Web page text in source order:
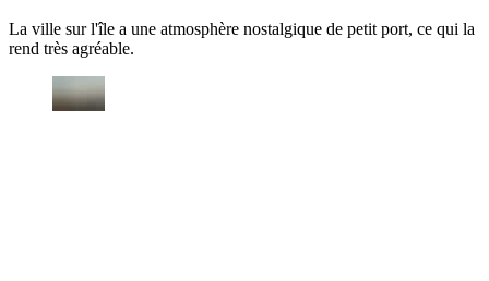
La ville sur l'île a une atmosphère nostalgique de petit port, ce qui la
rend très agréable.